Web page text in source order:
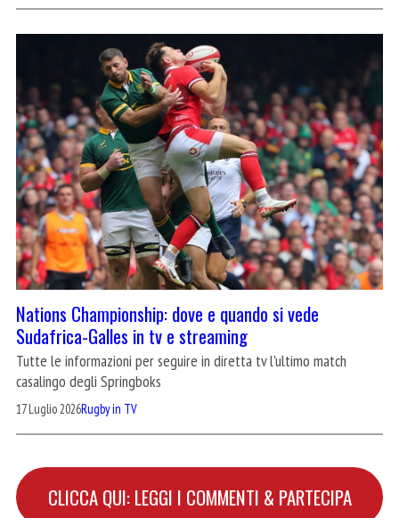
Nations Championship: dove e quando si vede
Sudafrica-Galles in tv e streaming
Tutte le informazioni per seguire in diretta tv l'ultimo match
casalingo degli Springboks
17 Luglio 2026Rugby in TV
CLICCA QUI: LEGGI I COMMENTI & PARTECIPA